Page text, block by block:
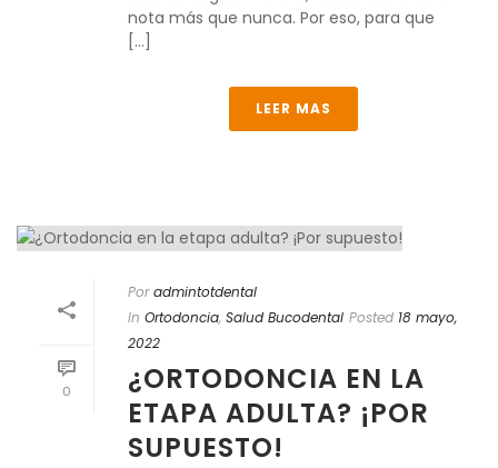
nota más que nunca. Por eso, para que
[...]
LEER MAS
0
Por admintotdental
In Ortodoncia, Salud Bucodental Posted 18 mayo,
2022
¿ORTODONCIA EN LA
ETAPA ADULTA? ¡POR
SUPUESTO!